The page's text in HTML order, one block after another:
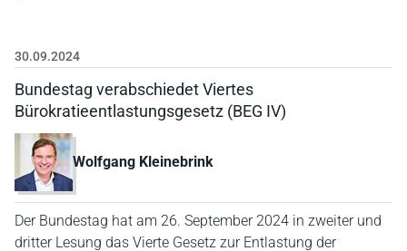
30.09.2024
Bundestag verabschiedet Viertes
Bürokratieentlastungsgesetz (BEG IV)
Wolfgang Kleinebrink
Der Bundestag hat am 26. September 2024 in zweiter und
dritter Lesung das Vierte Gesetz zur Entlastung der